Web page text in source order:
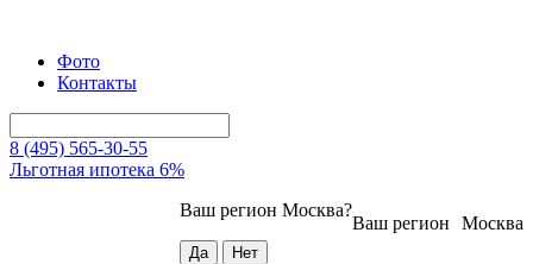
Фото
Контакты
8 (495) 565-30-55
Льготная ипотека 6%
Москва
Ваш регион
Ваш регион Москва?